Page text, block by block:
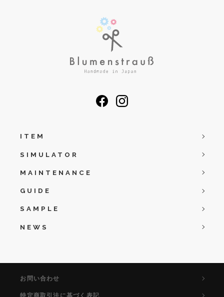
ITEM
SIMULATOR
MAINTENANCE
GUIDE
SAMPLE
NEWS
お問い合わせ
特定商取引法に基づく表記